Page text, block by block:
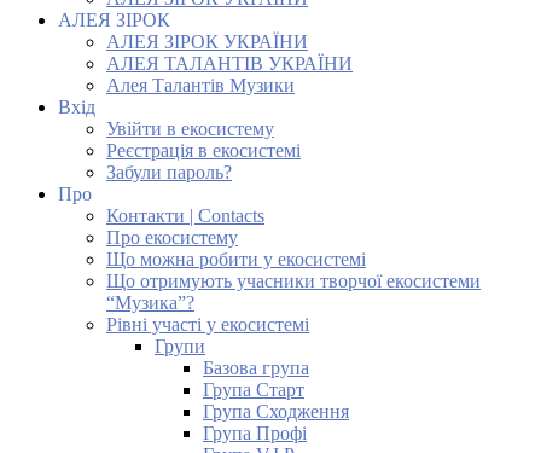
АЛЕЯ ЗІРОК
АЛЕЯ ЗІРОК УКРАЇНИ
АЛЕЯ ТАЛАНТІВ УКРАЇНИ
Алея Талантів Музики
Вхід
Увійти в екосистему
Реєстрація в екосистемі
Забули пароль?
Про
Контакти | Contacts
Про екосистему
Що можна робити у екосистемі
Що отримують учасники творчої екосистеми
“Музика”?
Рівні участі у екосистемі
Групи
Базова група
Група Старт
Група Сходження
Група Профі